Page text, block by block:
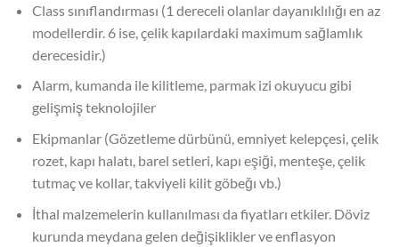
Class sınıflandırması (1 dereceli olanlar dayanıklılığı en az
modellerdir. 6 ise, çelik kapılardaki maximum sağlamlık
derecesidir.)
Alarm, kumanda ile kilitleme, parmak izi okuyucu gibi
gelişmiş teknolojiler
Ekipmanlar (Gözetleme dürbünü, emniyet kelepçesi, çelik
rozet, kapı halatı, barel setleri, kapı eşiği, menteşe, çelik
tutmaç ve kollar, takviyeli kilit göbeğı vb.)
İthal malzemelerin kullanılması da fiyatları etkiler. Döviz
kurunda meydana gelen değişiklikler ve enflasyon